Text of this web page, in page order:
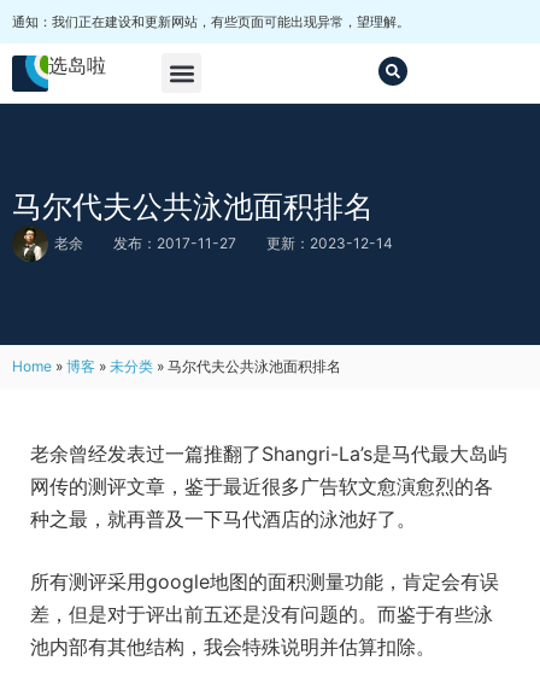
通知：我们正在建设和更新网站，有些页面可能出现异常，望理解。
选岛啦
马尔代夫公共泳池面积排名
老余 发布：2017-11-27 更新：2023-12-14
Home » 博客 » 未分类 » 马尔代夫公共泳池面积排名
老余曾经发表过一篇推翻了Shangri-La’s是马代最大岛屿
网传的测评文章，鉴于最近很多广告软文愈演愈烈的各
种之最，就再普及一下马代酒店的泳池好了。
所有测评采用google地图的面积测量功能，肯定会有误
差，但是对于评出前五还是没有问题的。而鉴于有些泳
池内部有其他结构，我会特殊说明并估算扣除。